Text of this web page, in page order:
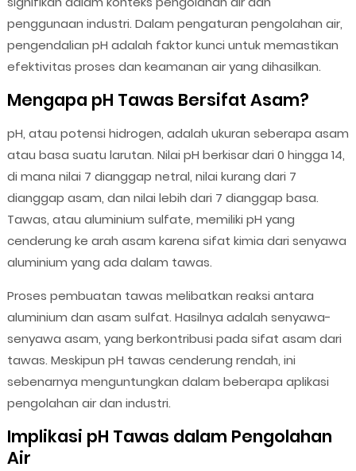
penggunaan industri. Dalam pengaturan pengolahan air,
pengendalian pH adalah faktor kunci untuk memastikan
efektivitas proses dan keamanan air yang dihasilkan.
Mengapa pH Tawas Bersifat Asam?
pH, atau potensi hidrogen, adalah ukuran seberapa asam
atau basa suatu larutan. Nilai pH berkisar dari 0 hingga 14,
di mana nilai 7 dianggap netral, nilai kurang dari 7
dianggap asam, dan nilai lebih dari 7 dianggap basa.
Tawas, atau aluminium sulfate, memiliki pH yang
cenderung ke arah asam karena sifat kimia dari senyawa
aluminium yang ada dalam tawas.
Proses pembuatan tawas melibatkan reaksi antara
aluminium dan asam sulfat. Hasilnya adalah senyawa-
senyawa asam, yang berkontribusi pada sifat asam dari
tawas. Meskipun pH tawas cenderung rendah, ini
sebenarnya menguntungkan dalam beberapa aplikasi
pengolahan air dan industri.
Implikasi pH Tawas dalam Pengolahan
Air